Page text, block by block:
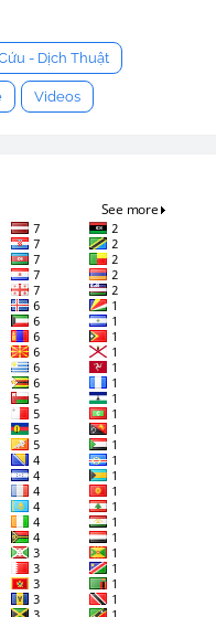
- Dịch Thuật
Videos